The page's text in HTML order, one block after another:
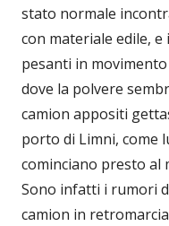
stato normale
con materiale edile,
pesanti in
dove la polvere
camion appositi
porto di Limni, come
cominciano presto al
Sono infatti i rumori
camion in